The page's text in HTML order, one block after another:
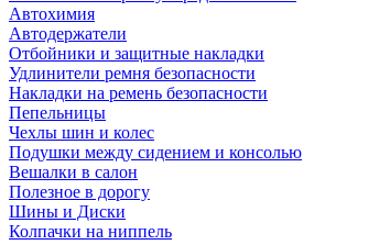
Автохимия
Автодержатели
Отбойники и защитные накладки
Удлинители ремня безопасности
Накладки на ремень безопасности
Пепельницы
Чехлы шин и колес
Подушки между сидением и консолью
Вешалки в салон
Полезное в дорогу
Шины и Диски
Колпачки на ниппель